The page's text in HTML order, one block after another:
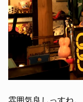
雰囲気良しっすね。